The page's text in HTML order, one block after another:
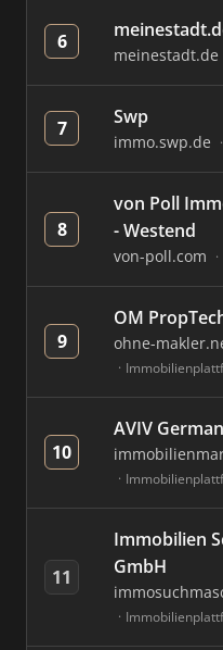
6
meinestadt.de
7 Swp
immo.swp.de
8
von Poll
- Westend
von-poll.com
9
OM
ohne-
10
AVIV
11
Immobilien
GmbH